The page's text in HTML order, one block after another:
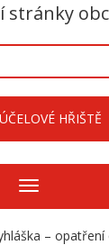
stránky
HŘIŠTĚ
Zobrazit/skrýt
navigaci
–